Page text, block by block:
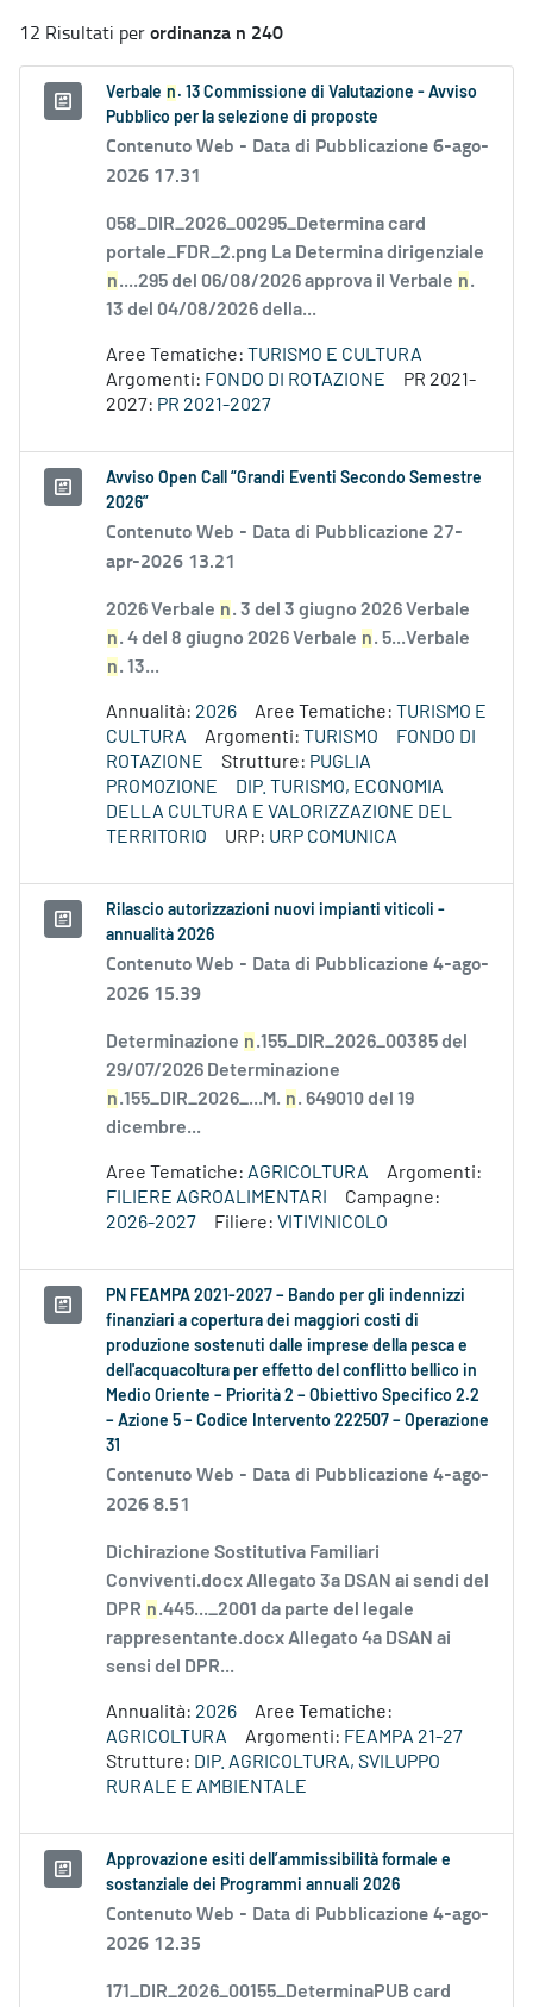
12 Risultati perordinanza n 240
Verbale n . 13 Commissione di Valutazione - Avviso
Pubblico per la selezione di proposte
Contenuto Web - Data di Pubblicazione 6-ago-
2026 17.31
058_DIR_2026_00295_Determina card
portale_FDR_2.png La Determina dirigenziale
n....295 del 06/08/2026 approva il Verbale n.
13 del 04/08/2026 della...
Aree Tematiche: TURISMO E CULTURA
Argomenti: FONDO DI ROTAZIONE
PR 2021-
2027: PR 2021-2027
Avviso Open Call “Grandi Eventi Secondo Semestre
2026”
Contenuto Web - Data di Pubblicazione 27-
apr-2026 13.21
2026 Verbale n. 3 del 3 giugno 2026 Verbale
n. 4 del 8 giugno 2026 Verbale n. 5...Verbale
n. 13...
Annualità: 2026 Aree Tematiche: TURISMO E
CULTURA
Argomenti: TURISMO
FONDO DI
ROTAZIONE
Strutture: PUGLIA
PROMOZIONE
DIP. TURISMO, ECONOMIA
DELLA CULTURA E VALORIZZAZIONE DEL
TERRITORIO
URP: URP COMUNICA
Rilascio autorizzazioni nuovi impianti viticoli -
annualità 2026
Contenuto Web - Data di Pubblicazione 4-ago-
2026 15.39
Determinazione n.155_DIR_2026_00385 del
29/07/2026 Determinazione
n.155_DIR_2026_...M. n. 649010 del 19
dicembre...
Aree Tematiche: AGRICOLTURA
Argomenti:
FILIERE AGROALIMENTARI
Campagne:
2026-2027
Filiere: VITIVINICOLO
PN FEAMPA 2021-2027 – Bando per gli indennizzi
finanziari a copertura dei maggiori costi di
produzione sostenuti dalle imprese della pesca e
dell'acquacoltura per effetto del conflitto bellico in
Medio Oriente – Priorità 2 – Obiettivo Specifico 2.2
– Azione 5 – Codice Intervento 222507 – Operazione
31
Contenuto Web - Data di Pubblicazione 4-ago-
2026 8.51
Dichirazione Sostitutiva Familiari
Conviventi.docx Allegato 3a DSAN ai sendi del
DPR n.445..._2001 da parte del legale
rappresentante.docx Allegato 4a DSAN ai
sensi del DPR...
Annualità: 2026
Aree Tematiche:
AGRICOLTURA
Argomenti: FEAMPA 21-27
Strutture: DIP. AGRICOLTURA, SVILUPPO
RURALE E AMBIENTALE
Approvazione esiti dell’ammissibilità formale e
sostanziale dei Programmi annuali 2026
Contenuto Web - Data di Pubblicazione 4-ago-
2026 12.35
171_DIR_2026_00155_DeterminaPUB card